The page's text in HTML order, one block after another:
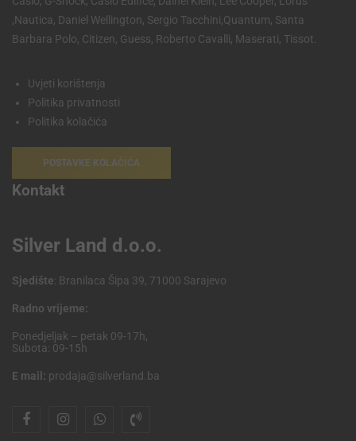
,Nautica, Daniel Wellington, Sergio Tacchini,Quantum, Santa
Barbara Polo, Citizen, Guess, Roberto Cavalli, Maserati, Tissot.
Uvjeti korištenja
Politika privatnosti
Politika kolačića
POSTAVKE KOLAČIĆA
Kontakt
Silver Land d.o.o.
Sjedište: Branilaca Šipa 39, 71000 Sarajevo
Radno vrijeme:
Ponedjeljak – petak 09-17h,
Subota: 09-15h
E mail: prodaja@silverland.ba